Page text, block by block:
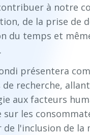
à notre
de la prise de
du temps et
présentera
de recherche,
aux facteurs
sur les
de l'inclusion de la